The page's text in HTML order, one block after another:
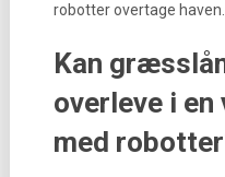
robotter overtage haven.
Kan
overleve i
med